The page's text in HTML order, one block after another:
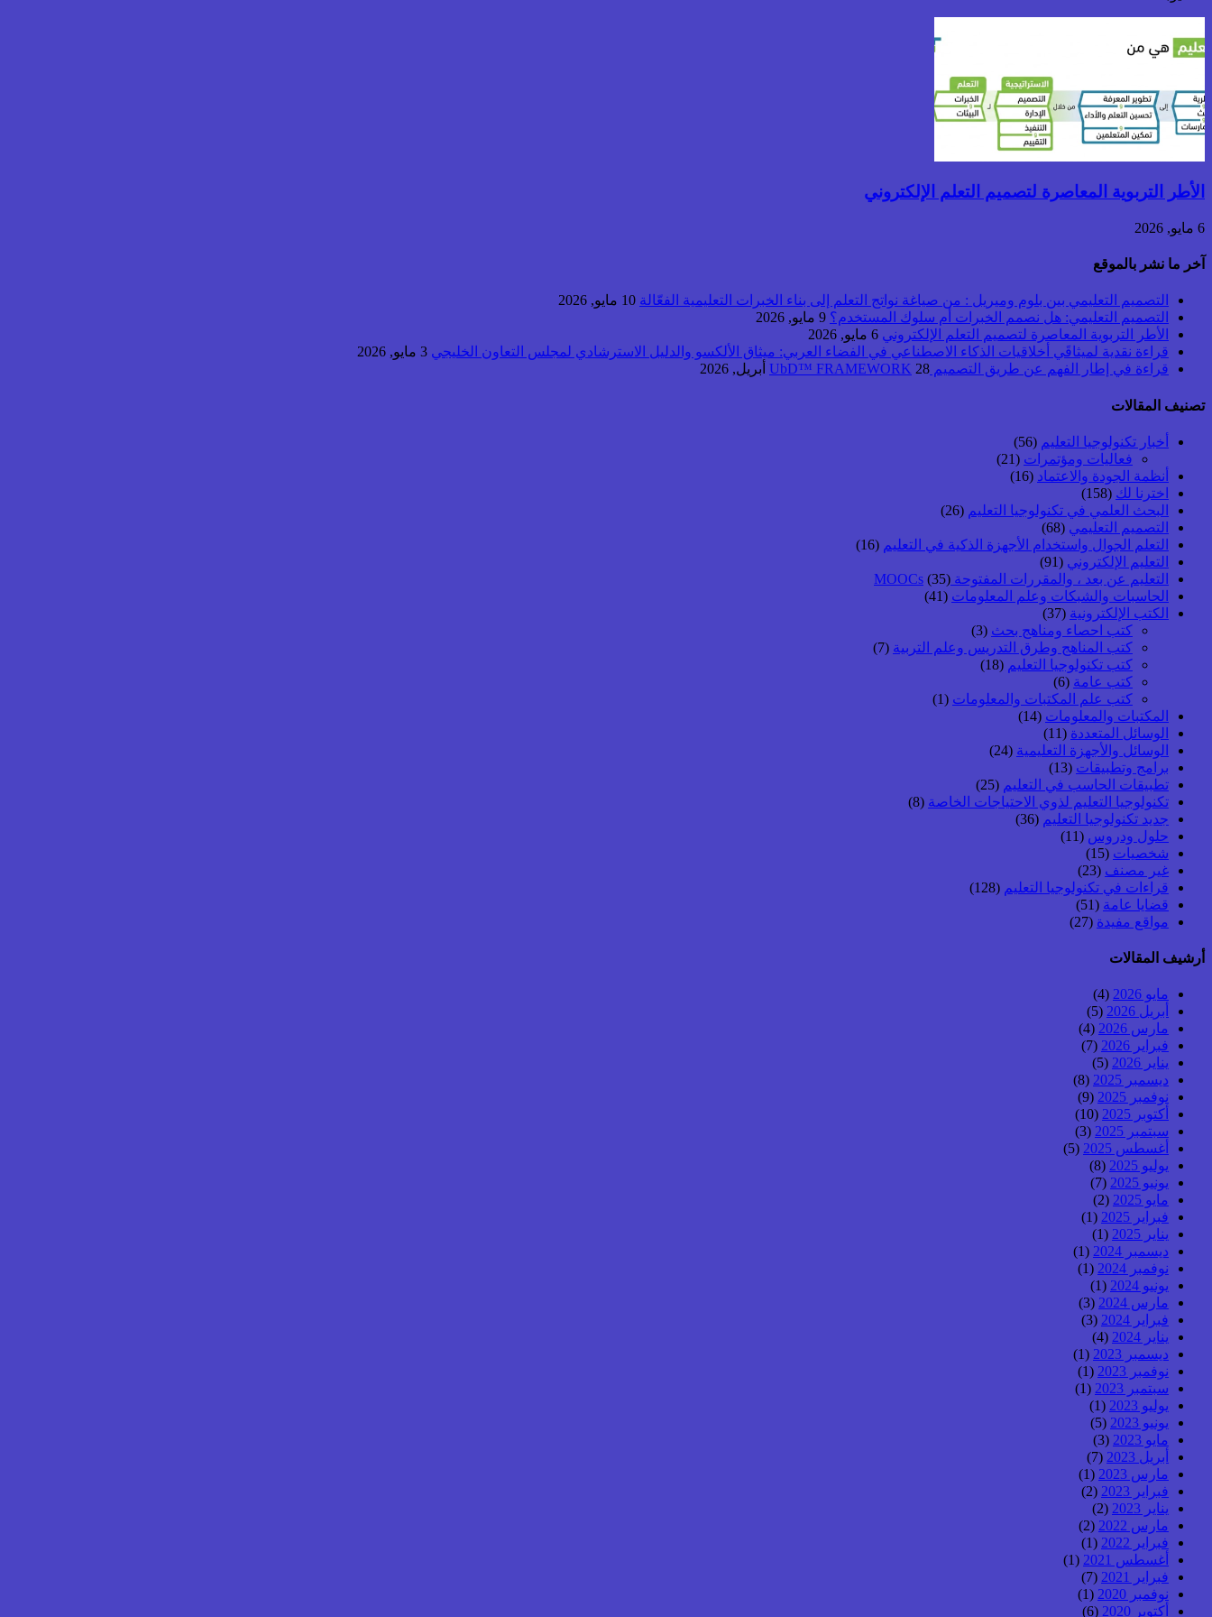
الأطر التربوية المعاصرة لتصميم التعلم الإلكتروني
6 مايو, 2026
آخر ما نشر بالموقع
التصميم التعليمي بين بلوم وميريل : من صياغة نواتج التعلم إلى بناء الخبرات التعليمية الفعّالة 10 مايو, 2026
التصميم التعليمي: هل نصمم الخبرات أم سلوك المستخدم؟ 9 مايو, 2026
الأطر التربوية المعاصرة لتصميم التعلم الإلكتروني 6 مايو, 2026
قراءة نقدية لميثاقَي أخلاقيات الذكاء الاصطناعي في الفضاء العربي: ميثاق الألكسو والدليل الاسترشادي لمجلس التعاون الخليجي 3 مايو, 2026
قراءة في إطار الفهم عن طريق التصميم UbD™ FRAMEWORK 28 أبريل, 2026
تصنيف المقالات
أخبار تكنولوجيا التعليم (56)
فعاليات ومؤتمرات (21)
أنظمة الجودة والاعتماد (16)
اخترنا لك (158)
البحث العلمي في تكنولوجيا التعليم (26)
التصميم التعليمي (68)
التعلم الجوال واستخدام الأجهزة الذكية في التعليم (16)
التعليم الإلكتروني (91)
التعليم عن بعد ، والمقررات المفتوحة MOOCs (35)
الحاسبات والشبكات وعلم المعلومات (41)
الكتب الإلكترونية (37)
كتب احصاء ومناهج بحث (3)
كتب المناهج وطرق التدريس وعلم التربية (7)
كتب تكنولوجيا التعليم (18)
كتب عامة (6)
كتب علم المكتبات والمعلومات (1)
المكتبات والمعلومات (14)
الوسائل المتعددة (11)
الوسائل والأجهزة التعليمية (24)
برامج وتطبيقات (13)
تطبيقات الحاسب في التعليم (25)
تكنولوجيا التعليم لذوي الاحتياجات الخاصة (8)
جديد تكنولوجيا التعليم (36)
حلول ودروس (11)
شخصيات (15)
غير مصنف (23)
قراءات في تكنولوجيا التعليم (128)
قضايا عامة (51)
مواقع مفيدة (27)
أرشيف المقالات
مايو 2026
(4)
أبريل 2026
(5)
مارس 2026
(4)
فبراير 2026
(7)
يناير 2026
(5)
ديسمبر 2025
(8)
نوفمبر 2025
(9)
أكتوبر 2025
(10)
سبتمبر 2025
(3)
أغسطس 2025
(5)
يوليو 2025
(8)
يونيو 2025
(7)
مايو 2025
(2)
فبراير 2025
(1)
يناير 2025
(1)
ديسمبر 2024
(1)
نوفمبر 2024
(1)
يونيو 2024
(1)
مارس 2024
(3)
فبراير 2024
(3)
يناير 2024
(4)
ديسمبر 2023
(1)
نوفمبر 2023
(1)
سبتمبر 2023
(1)
يوليو 2023
(1)
يونيو 2023
(5)
مايو 2023
(3)
أبريل 2023
(7)
مارس 2023
(1)
فبراير 2023
(2)
يناير 2023
(2)
مارس 2022
(2)
فبراير 2022
(1)
أغسطس 2021
(1)
فبراير 2021
(7)
نوفمبر 2020
(1)
أكتوبر 2020
(6)